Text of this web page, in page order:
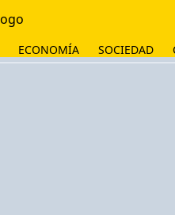
ECONOMÍA SOCIEDAD